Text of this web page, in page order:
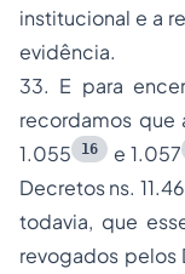
institucional e a
evidência.
33. E para
recordamos que
1.055
16 e 1.057
Decretos ns.
todavia, que
revogados pelos